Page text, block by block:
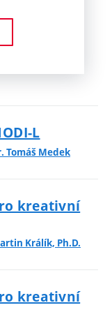
L
Tomáš Medek
kreativní
Králík, Ph.D.
kreativní